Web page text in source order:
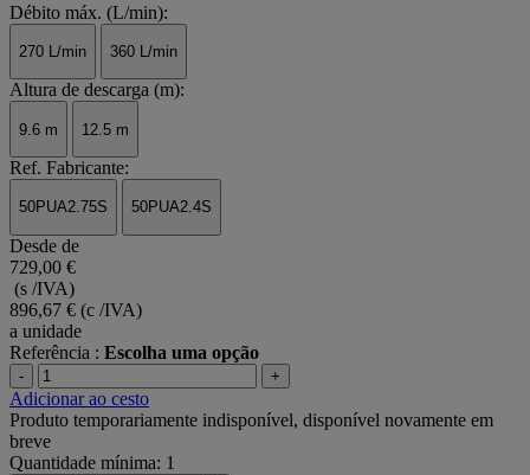
Débito máx. (L/min):
270 L/min 360 L/min
Altura de descarga (m):
9.6 m 12.5 m
Ref. Fabricante:
50PUA2.75S 50PUA2.4S
Desde de
729,00 €
(s /IVA)
896,67 € (c /IVA)
a unidade
Referência : Escolha uma opção
- +
Adicionar ao cesto
Produto temporariamente indisponível, disponível novamente em
breve
Quantidade mínima: 1